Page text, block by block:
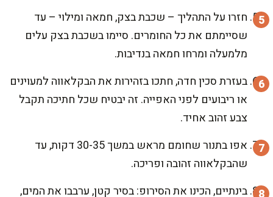
חזרו על התהליך – שכבת בצק, חמאה ומילוי – עד
שסיימתם את כל החומרים. סיימו בשכבת בצק עלים
מלמעלה ומרחו חמאה בנדיבות.
בעזרת סכין חדה, חתכו בזהירות את הבקלאווה למעוינים
או ריבועים לפני האפייה. זה יבטיח שכל חתיכה תקבל
צבע זהוב אחיד.
אפו בתנור שחומם מראש במשך 30-35 דקות, עד
שהבקלאווה זהובה ופריכה.
בינתיים, הכינו את הסירופ: בסיר קטן, ערבבו את המים,